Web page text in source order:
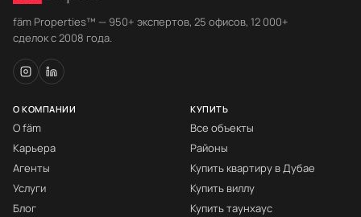
fäm Properties™ — 950+ экспертов, 25 офисов, 12 000+
сделок с 2008 года.
О КОМПАНИИ
О fäm
Карьера
Агенты
Услуги
Блог
КУПИТЬ
Все объекты
Районы
Купить квартиру в Дубае
Купить виллу
Купить таунхаус